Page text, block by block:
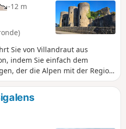
-12 m
Sie von Villandraut aus
indem Sie einfach dem
der die Alpen mit der Region
Der Weg ist schattig und kühl
Spaziergang.